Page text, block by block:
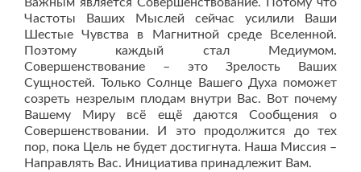
Частоты Ваших Мыслей сейчас усилили Ваши
Шестые Чувства в Магнитной среде Вселенной.
Поэтому каждый стал Медиумом.
Совершенствование – это Зрелость Ваших
Сущностей. Только Солнце Вашего Духа поможет
созреть незрелым плодам внутри Вас. Вот почему
Вашему Миру всё ещё даются Сообщения о
Совершенствовании. И это продолжится до тех
пор, пока Цель не будет достигнута. Наша Миссия –
Направлять Вас. Инициатива принадлежит Вам.